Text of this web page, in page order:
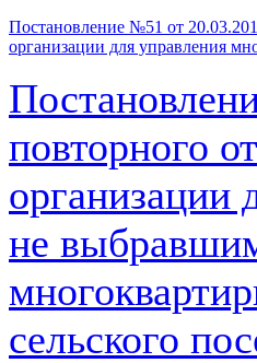
Постановление №51 от
организации для управления
повторного
организации
не
сельского